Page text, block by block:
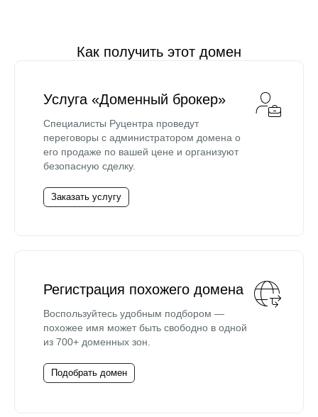
Как получить этот домен
Услуга «Доменный брокер»
Специалисты Руцентра проведут
переговоры с администратором домена о
его продаже по вашей цене и организуют
безопасную сделку.
Заказать услугу
Регистрация похожего домена
Воспользуйтесь удобным подбором —
похожее имя может быть свободно в одной
из 700+ доменных зон.
Подобрать домен